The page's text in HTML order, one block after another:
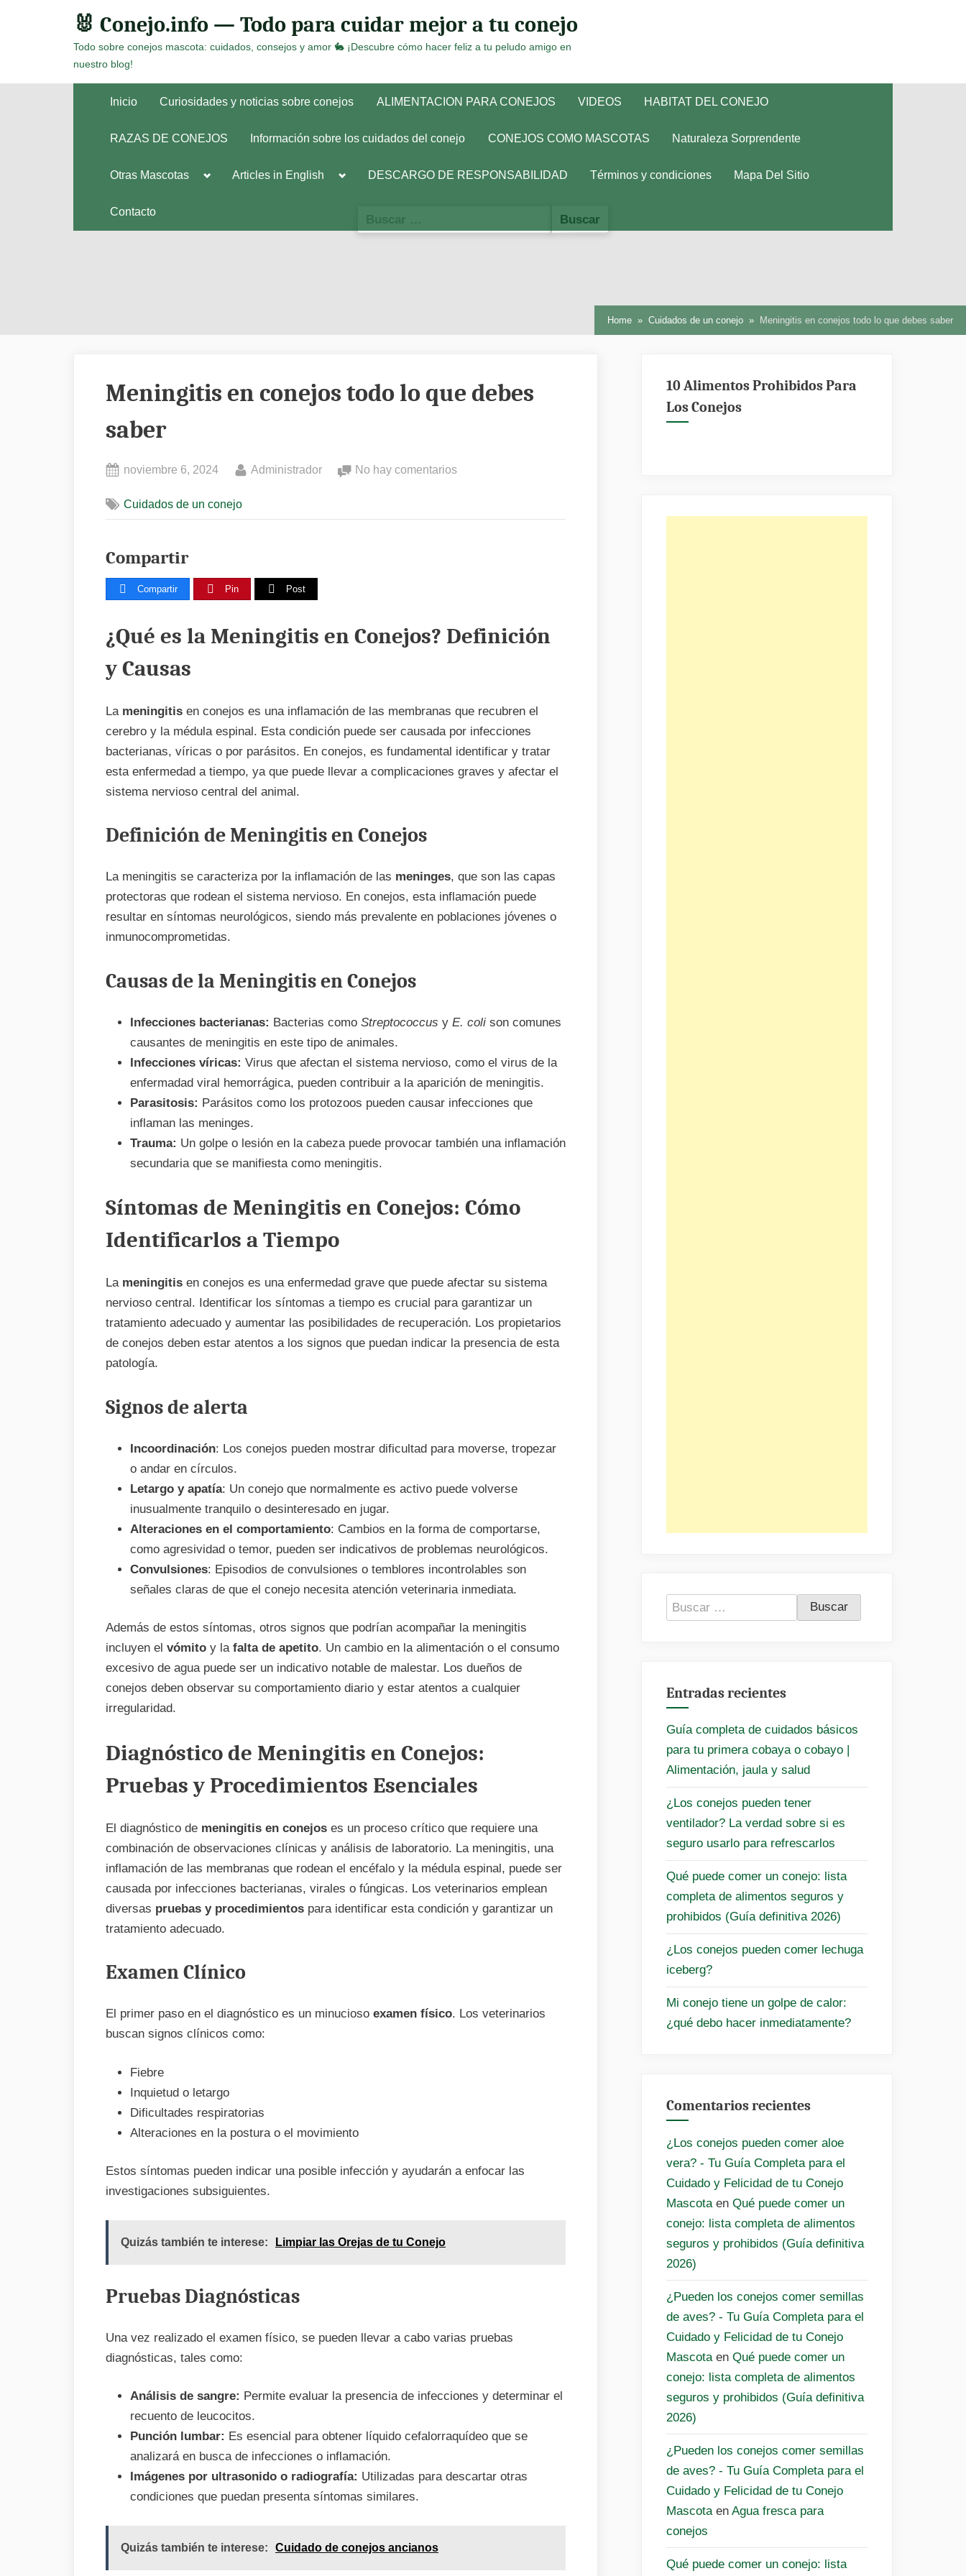
🐰 Conejo.info — Todo para cuidar mejor a tu conejo
Todo sobre conejos mascota: cuidados, consejos y amor 🐇 ¡Descubre cómo hacer feliz a tu peludo amigo en
nuestro blog!
Inicio Curiosidades y noticias sobre conejos ALIMENTACION PARA CONEJOS VIDEOS HABITAT DEL CONEJO
RAZAS DE CONEJOS Información sobre los cuidados del conejo CONEJOS COMO MASCOTAS Naturaleza Sorprendente
Otras Mascotas
Toggle
Toggle
Articles in English
ToggleDESCARGO DE RESPONSABILIDAD Términos y condiciones Mapa Del Sitio
Contacto
Home Cuidados de un conejo Meningitis en conejos todo lo que debes saber
Meningitis en conejos todo lo que debes
saber
Posted
noviembre 6, 2024 By
Administrador No hay comentarios
Cuidados de un conejo
Compartir
Compartir Pin Post
¿Qué es la Meningitis en Conejos? Definición
y Causas
La meningitis en conejos es una inflamación de las membranas que recubren el
cerebro y la médula espinal. Esta condición puede ser causada por infecciones
bacterianas, víricas o por parásitos. En conejos, es fundamental identificar y tratar
esta enfermedad a tiempo, ya que puede llevar a complicaciones graves y afectar el
sistema nervioso central del animal.
Definición de Meningitis en Conejos
La meningitis se caracteriza por la inflamación de las meninges, que son las capas
protectoras que rodean el sistema nervioso. En conejos, esta inflamación puede
resultar en síntomas neurológicos, siendo más prevalente en poblaciones jóvenes o
inmunocomprometidas.
Causas de la Meningitis en Conejos
Infecciones bacterianas: Bacterias como Streptococcus y E. coli son comunes
causantes de meningitis en este tipo de animales.
Infecciones víricas: Virus que afectan el sistema nervioso, como el virus de la
enfermadad viral hemorrágica, pueden contribuir a la aparición de meningitis.
Parasitosis: Parásitos como los protozoos pueden causar infecciones que
inflaman las meninges.
Trauma: Un golpe o lesión en la cabeza puede provocar también una inflamación
secundaria que se manifiesta como meningitis.
Síntomas de Meningitis en Conejos: Cómo
Identificarlos a Tiempo
La meningitis en conejos es una enfermedad grave que puede afectar su sistema
nervioso central. Identificar los síntomas a tiempo es crucial para garantizar un
tratamiento adecuado y aumentar las posibilidades de recuperación. Los propietarios
de conejos deben estar atentos a los signos que puedan indicar la presencia de esta
patología.
Signos de alerta
Incoordinación: Los conejos pueden mostrar dificultad para moverse, tropezar
o andar en círculos.
Letargo y apatía: Un conejo que normalmente es activo puede volverse
inusualmente tranquilo o desinteresado en jugar.
Alteraciones en el comportamiento: Cambios en la forma de comportarse,
como agresividad o temor, pueden ser indicativos de problemas neurológicos.
Convulsiones: Episodios de convulsiones o temblores incontrolables son
señales claras de que el conejo necesita atención veterinaria inmediata.
Además de estos síntomas, otros signos que podrían acompañar la meningitis
incluyen el vómito y la falta de apetito. Un cambio en la alimentación o el consumo
excesivo de agua puede ser un indicativo notable de malestar. Los dueños de
conejos deben observar su comportamiento diario y estar atentos a cualquier
irregularidad.
Diagnóstico de Meningitis en Conejos:
Pruebas y Procedimientos Esenciales
El diagnóstico de meningitis en conejos es un proceso crítico que requiere una
combinación de observaciones clínicas y análisis de laboratorio. La meningitis, una
inflamación de las membranas que rodean el encéfalo y la médula espinal, puede ser
causada por infecciones bacterianas, virales o fúngicas. Los veterinarios emplean
diversas pruebas y procedimientos para identificar esta condición y garantizar un
tratamiento adecuado.
Examen Clínico
El primer paso en el diagnóstico es un minucioso examen físico. Los veterinarios
buscan signos clínicos como:
Fiebre
Inquietud o letargo
Dificultades respiratorias
Alteraciones en la postura o el movimiento
Estos síntomas pueden indicar una posible infección y ayudarán a enfocar las
investigaciones subsiguientes.
Quizás también te interese: Limpiar las Orejas de tu Conejo
Pruebas Diagnósticas
Una vez realizado el examen físico, se pueden llevar a cabo varias pruebas
diagnósticas, tales como:
Análisis de sangre: Permite evaluar la presencia de infecciones y determinar el
recuento de leucocitos.
Punción lumbar: Es esencial para obtener líquido cefalorraquídeo que se
analizará en busca de infecciones o inflamación.
Imágenes por ultrasonido o radiografía: Utilizadas para descartar otras
condiciones que puedan presenta síntomas similares.
Quizás también te interese: Cuidado de conejos ancianos
10 Alimentos Prohibidos Para
Los Conejos
Buscar:
Entradas recientes
Guía completa de cuidados básicos
para tu primera cobaya o cobayo |
Alimentación, jaula y salud
¿Los conejos pueden tener
ventilador? La verdad sobre si es
seguro usarlo para refrescarlos
Qué puede comer un conejo: lista
completa de alimentos seguros y
prohibidos (Guía definitiva 2026)
¿Los conejos pueden comer lechuga
iceberg?
Mi conejo tiene un golpe de calor:
¿qué debo hacer inmediatamente?
Comentarios recientes
¿Los conejos pueden comer aloe
vera? - Tu Guía Completa para el
Cuidado y Felicidad de tu Conejo
Mascota en Qué puede comer un
conejo: lista completa de alimentos
seguros y prohibidos (Guía definitiva
2026)
¿Pueden los conejos comer semillas
de aves? - Tu Guía Completa para el
Cuidado y Felicidad de tu Conejo
Mascota en Qué puede comer un
conejo: lista completa de alimentos
seguros y prohibidos (Guía definitiva
2026)
¿Pueden los conejos comer semillas
de aves? - Tu Guía Completa para el
Cuidado y Felicidad de tu Conejo
Mascota en Agua fresca para
conejos
Qué puede comer un conejo: lista